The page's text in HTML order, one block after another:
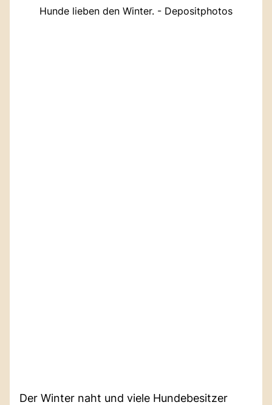
Hunde lieben den Winter. - Depositphotos
Der Winter naht und viele Hundebesitzer